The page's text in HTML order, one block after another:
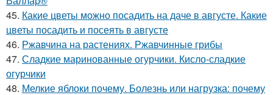
45. Какие цветы можно посадить на даче в августе. Какие
цветы посадить и посеять в августе
46. Ржавчина на растениях. Ржавчинные грибы
47. Сладкие маринованные огурчики. Кисло-сладкие
огурчики
48. Мелкие яблоки почему. Болезнь или нагрузка: почему